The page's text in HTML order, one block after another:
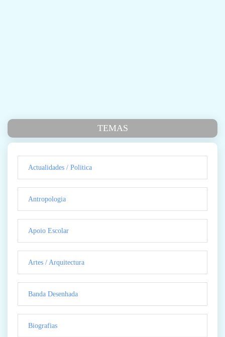
TEMAS
Actualidades / Politica
Antropologia
Apoio Escolar
Artes / Arquitectura
Banda Desenhada
Biografias